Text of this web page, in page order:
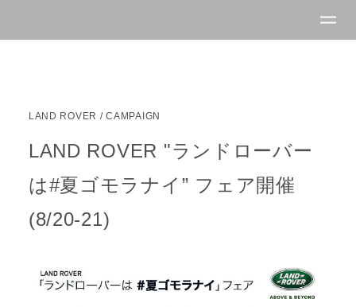
LAND ROVER /CAMPAIGN
LAND ROVER "ランドローバー
は#夏ゴモラナイ” フェア開催
(8/20-21)